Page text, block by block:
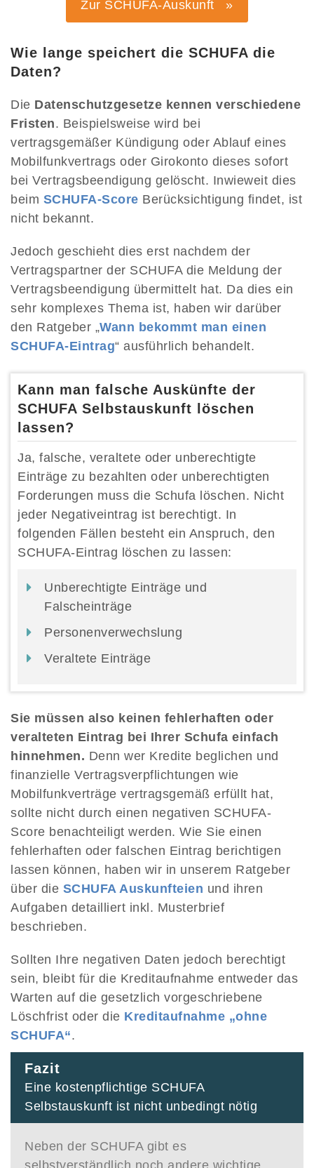
Zur SCHUFA-Auskunft »
Wie lange speichert die SCHUFA die
Daten?
Die Datenschutzgesetze kennen verschiedene
Fristen. Beispielsweise wird bei
vertragsgemäßer Kündigung oder Ablauf eines
Mobilfunkvertrags oder Girokonto dieses sofort
bei Vertragsbeendigung gelöscht. Inwieweit dies
beim SCHUFA-Score Berücksichtigung findet, ist
nicht bekannt.
Jedoch geschieht dies erst nachdem der
Vertragspartner der SCHUFA die Meldung der
Vertragsbeendigung übermittelt hat. Da dies ein
sehr komplexes Thema ist, haben wir darüber
den Ratgeber „Wann bekommt man einen
SCHUFA-Eintrag“ ausführlich behandelt.
Kann man falsche Auskünfte der
SCHUFA Selbstauskunft löschen
lassen?
Ja, falsche, veraltete oder unberechtigte
Einträge zu bezahlten oder unberechtigten
Forderungen muss die Schufa löschen. Nicht
jeder Negativeintrag ist berechtigt. In
folgenden Fällen besteht ein Anspruch, den
SCHUFA-Eintrag löschen zu lassen:
Unberechtigte Einträge und
Falscheinträge
Personenverwechslung
Veraltete Einträge
Sie müssen also keinen fehlerhaften oder
veralteten Eintrag bei Ihrer Schufa einfach
hinnehmen. Denn wer Kredite beglichen und
finanzielle Vertragsverpflichtungen wie
Mobilfunkverträge vertragsgemäß erfüllt hat,
sollte nicht durch einen negativen SCHUFA-
Score benachteiligt werden. Wie Sie einen
fehlerhaften oder falschen Eintrag berichtigen
lassen können, haben wir in unserem Ratgeber
über die SCHUFA Auskunfteien und ihren
Aufgaben detailliert inkl. Musterbrief
beschrieben.
Sollten Ihre negativen Daten jedoch berechtigt
sein, bleibt für die Kreditaufnahme entweder das
Warten auf die gesetzlich vorgeschriebene
Löschfrist oder die Kreditaufnahme „ohne
SCHUFA“.
Fazit
Eine kostenpflichtige SCHUFA
Selbstauskunft ist nicht unbedingt nötig
Neben der SCHUFA gibt es